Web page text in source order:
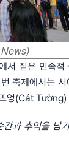
짙은 민족적
축제에서는 서
엉(Cát
간과 추억을 남